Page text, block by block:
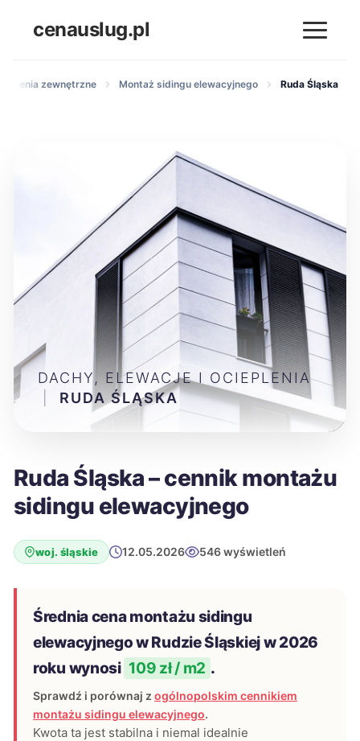
cenauslug.pl
zewnętrzne Montaż sidingu elewacyjnego Ruda Śląska
Ruda Śląska – cennik montażu
sidingu elewacyjnego
woj. śląskie 12.05.2026 546 wyświetleń
Średnia cena montażu sidingu
elewacyjnego w Rudzie Śląskiej w 2026
roku wynosi 109 zł / m2 .
Sprawdź i porównaj z ogólnopolskim cennikiem
montażu sidingu elewacyjnego.
Kwota ta jest stabilna i niemal idealnie
DACHY, ELEWACJE I OCIEPLENIA
RUDA ŚLĄSKA